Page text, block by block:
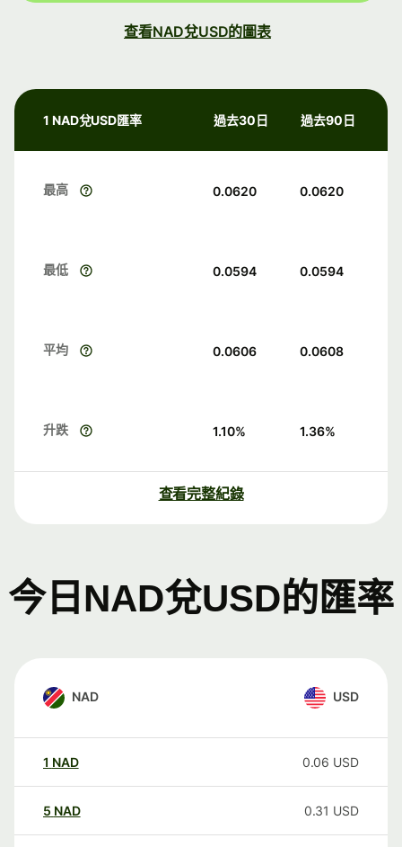
查看NAD兌USD的圖表
1 NAD兌USD匯率 過去30日 過去90日
最高 0.0620 0.0620
最低 0.0594 0.0594
平均 0.0606 0.0608
升跌 1.10% 1.36%
查看完整紀錄
今日NAD兌USD的匯率
NAD USD
1 NAD 0.06 USD
5 NAD 0.31 USD